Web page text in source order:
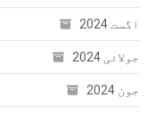
اگست 2024
جولائی 2024
جون 2024